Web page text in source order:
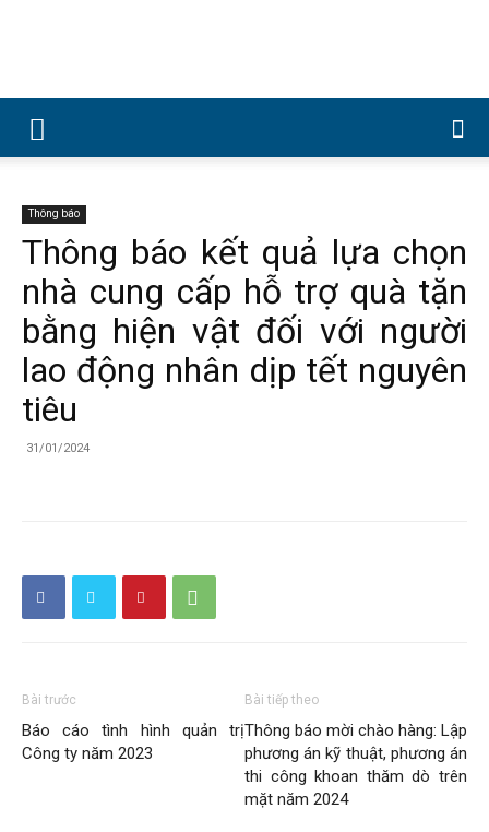
Công
Thông báo
Thông báo kết quả lựa chọn
nhà cung cấp hỗ trợ quà tặn
bằng hiện vật đối với người
lao động nhân dịp tết nguyên
tiêu
31/01/2024
Bài trước
Báo cáo tình hình quản trị
Công ty năm 2023
Bài tiếp theo
Thông báo mời chào hàng: Lập
phương án kỹ thuật, phương án
thi công khoan thăm dò trên
mặt năm 2024